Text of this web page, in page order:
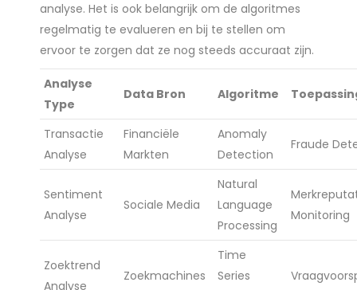
analyse. Het is ook belangrijk om de algoritmes
regelmatig te evalueren en bij te stellen om
ervoor te zorgen dat ze nog steeds accuraat zijn.
Analyse
Type
Data Bron Algoritme
Transactie
Analyse
Financiële
Markten
Anomaly
Detection
Fraude
Sentiment
Analyse
Sociale Media
Natural
Language
Processing
Monitoring
Zoektrend
Analyse
Zoekmachines
Time
Series